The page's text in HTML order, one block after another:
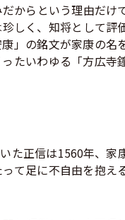
からという理由だけ
しく、知将として評
」の銘文が家康の名
たいわゆる「方広寺
た正信は1560年、家
て足に不自由を抱え